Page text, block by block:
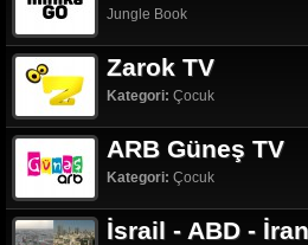
Jungle Book
Zarok TV
Kategori: Çocuk
ARB Güneş TV
Kategori: Çocuk
İsrail - ABD -